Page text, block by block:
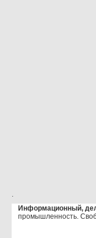
.
Информационный,
промышленность.